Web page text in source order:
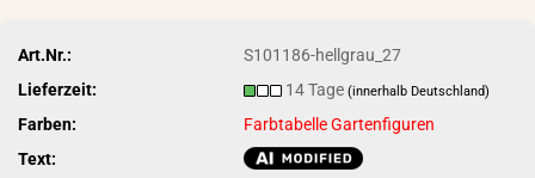
Art.Nr.:
S101186-hellgrau_27
Lieferzeit:
14 Tage(innerhalb Deutschland)
Farben:
Farbtabelle Gartenfiguren
Text: